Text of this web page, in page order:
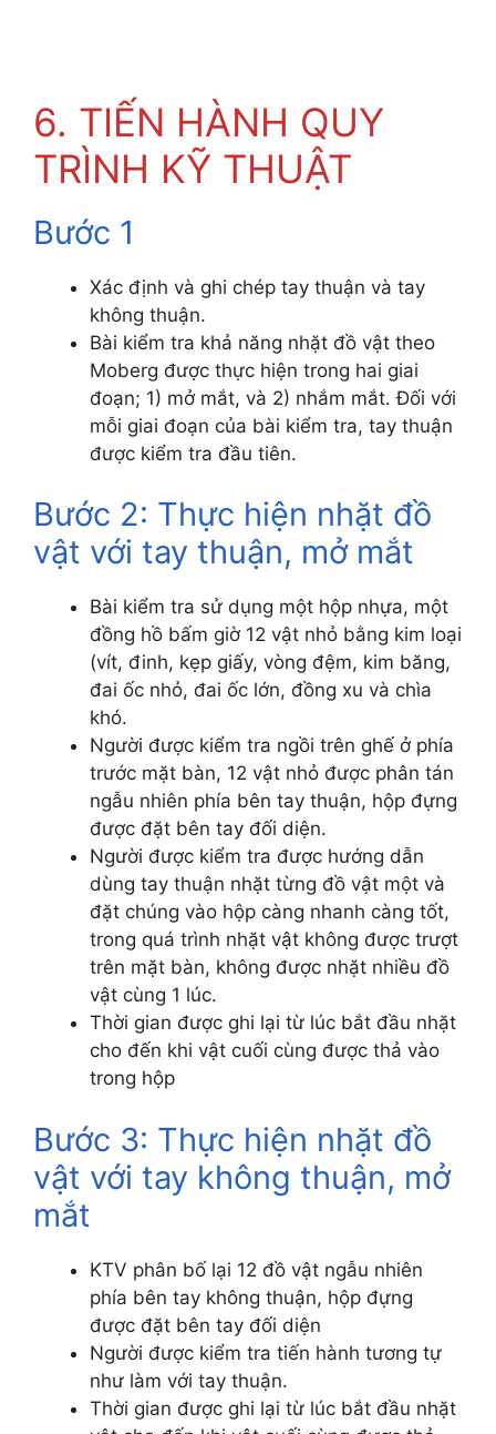
6. TIẾN HÀNH QUY
TRÌNH KỸ THUẬT
Bước 1
Xác định và ghi chép tay thuận và tay
không thuận.
Bài kiểm tra khả năng nhặt đồ vật theo
Moberg được thực hiện trong hai giai
đoạn; 1) mở mắt, và 2) nhắm mắt. Đối với
mỗi giai đoạn của bài kiểm tra, tay thuận
được kiểm tra đầu tiên.
Bước 2: Thực hiện nhặt đồ
vật với tay thuận, mở mắt
Bài kiểm tra sử dụng một hộp nhựa, một
đồng hồ bấm giờ 12 vật nhỏ bằng kim loại
(vít, đinh, kẹp giấy, vòng đệm, kim băng,
đai ốc nhỏ, đai ốc lớn, đồng xu và chìa
khó.
Người được kiểm tra ngồi trên ghế ở phía
trước mặt bàn, 12 vật nhỏ được phân tán
ngẫu nhiên phía bên tay thuận, hộp đựng
được đặt bên tay đối diện.
Người được kiểm tra được hướng dẫn
dùng tay thuận nhặt từng đồ vật một và
đặt chúng vào hộp càng nhanh càng tốt,
trong quá trình nhặt vật không được trượt
trên mặt bàn, không được nhặt nhiều đồ
vật cùng 1 lúc.
Thời gian được ghi lại từ lúc bắt đầu nhặt
cho đến khi vật cuối cùng được thả vào
trong hộp
Bước 3: Thực hiện nhặt đồ
vật với tay không thuận, mở
mắt
KTV phân bố lại 12 đồ vật ngẫu nhiên
phía bên tay không thuận, hộp đựng
được đặt bên tay đối diện
Người được kiểm tra tiến hành tương tự
như làm với tay thuận.
Thời gian được ghi lại từ lúc bắt đầu nhặt